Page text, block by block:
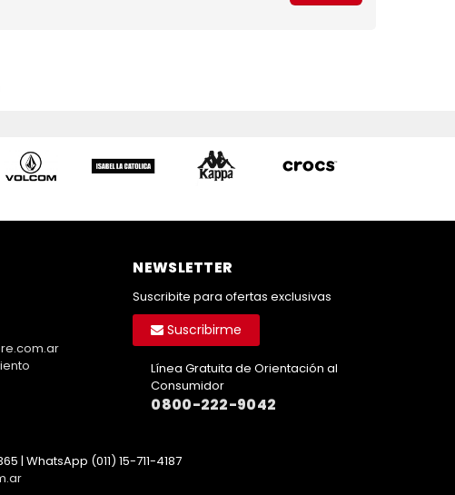
NEWSLETTER
Suscribite para ofertas exclusivas
Suscribirme
Línea Gratuita de Orientación al
Consumidor
0800-222-9042
| WhatsApp (011) 15-711-4187